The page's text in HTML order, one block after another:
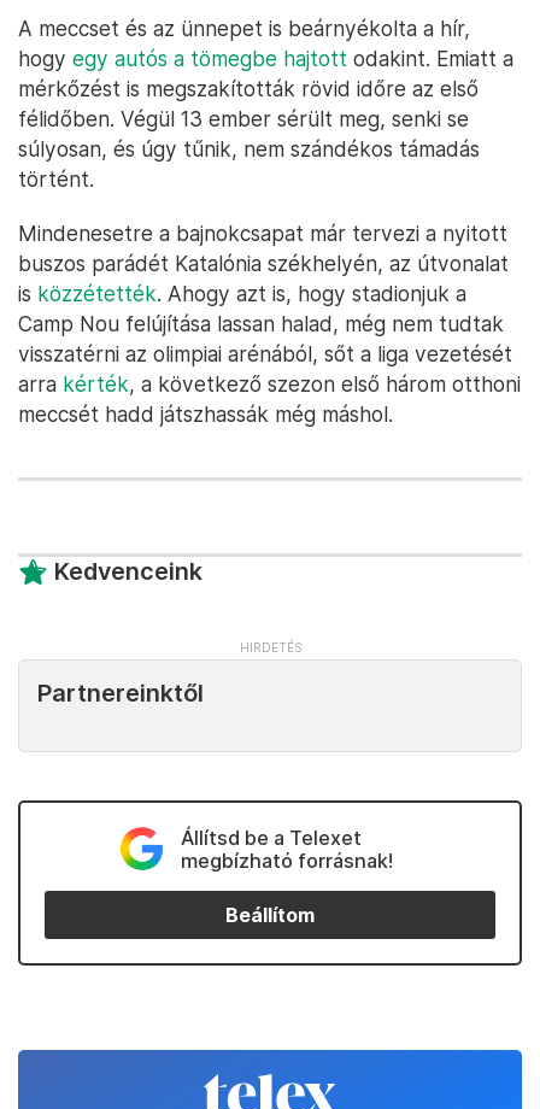
A meccset és az ünnepet is beárnyékolta a hír,
hogy egy autós a tömegbe hajtott odakint. Emiatt a
mérkőzést is megszakították rövid időre az első
félidőben. Végül 13 ember sérült meg, senki se
súlyosan, és úgy tűnik, nem szándékos támadás
történt.
Mindenesetre a bajnokcsapat már tervezi a nyitott
buszos parádét Katalónia székhelyén, az útvonalat
is közzétették. Ahogy azt is, hogy stadionjuk a
Camp Nou felújítása lassan halad, még nem tudtak
visszatérni az olimpiai arénából, sőt a liga vezetését
arra kérték, a következő szezon első három otthoni
meccsét hadd játszhassák még máshol.
Kedvenceink
Partnereinktől
Állítsd be a Telexet
megbízható forrásnak!
Beállítom